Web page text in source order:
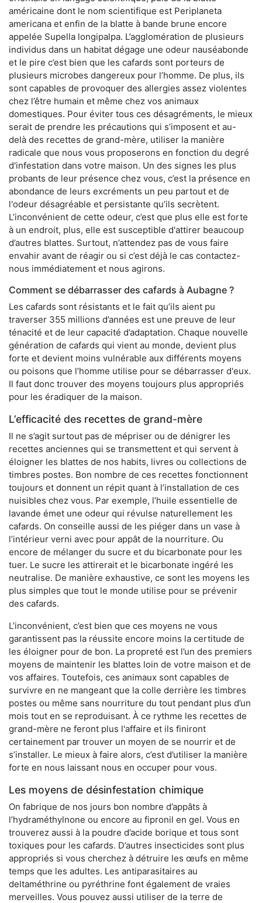
américaine dont le nom scientifique est Periplaneta
americana et enfin de la blatte à bande brune encore
appelée Supella longipalpa. L’agglomération de plusieurs
individus dans un habitat dégage une odeur nauséabonde
et le pire c’est bien que les cafards sont porteurs de
plusieurs microbes dangereux pour l’homme. De plus, ils
sont capables de provoquer des allergies assez violentes
chez l’être humain et même chez vos animaux
domestiques. Pour éviter tous ces désagréments, le mieux
serait de prendre les précautions qui s’imposent et au-
delà des recettes de grand-mère, utiliser la manière
radicale que nous vous proposerons en fonction du degré
d'infestation dans votre maison. Un des signes les plus
probants de leur présence chez vous, c’est la présence en
abondance de leurs excréments un peu partout et de
l'odeur désagréable et persistante qu’ils secrètent.
L’inconvénient de cette odeur, c’est que plus elle est forte
à un endroit, plus, elle est susceptible d'attirer beaucoup
d’autres blattes. Surtout, n’attendez pas de vous faire
envahir avant de réagir ou si c’est déjà le cas contactez-
nous immédiatement et nous agirons.
Comment se débarrasser des cafards à Aubagne ?
Les cafards sont résistants et le fait qu’ils aient pu
traverser 355 millions d’années est une preuve de leur
ténacité et de leur capacité d’adaptation. Chaque nouvelle
génération de cafards qui vient au monde, devient plus
forte et devient moins vulnérable aux différents moyens
ou poisons que l’homme utilise pour se débarrasser d'eux.
Il faut donc trouver des moyens toujours plus appropriés
pour les éradiquer de la maison.
L’efficacité des recettes de grand-mère
Il ne s’agit surtout pas de mépriser ou de dénigrer les
recettes anciennes qui se transmettent et qui servent à
éloigner les blattes de nos habits, livres ou collections de
timbres postes. Bon nombre de ces recettes fonctionnent
toujours et donnent un répit quant à l’installation de ces
nuisibles chez vous. Par exemple, l’huile essentielle de
lavande émet une odeur qui révulse naturellement les
cafards. On conseille aussi de les piéger dans un vase à
l’intérieur verni avec pour appât de la nourriture. Ou
encore de mélanger du sucre et du bicarbonate pour les
tuer. Le sucre les attirerait et le bicarbonate ingéré les
neutralise. De manière exhaustive, ce sont les moyens les
plus simples que tout le monde utilise pour se prévenir
des cafards.
L’inconvénient, c’est bien que ces moyens ne vous
garantissent pas la réussite encore moins la certitude de
les éloigner pour de bon. La propreté est l’un des premiers
moyens de maintenir les blattes loin de votre maison et de
vos affaires. Toutefois, ces animaux sont capables de
survivre en ne mangeant que la colle derrière les timbres
postes ou même sans nourriture du tout pendant plus d’un
mois tout en se reproduisant. À ce rythme les recettes de
grand-mère ne feront plus l'affaire et ils finiront
certainement par trouver un moyen de se nourrir et de
s’installer. Le mieux à faire alors, c’est d’utiliser la manière
forte en nous laissant nous en occuper pour vous.
Les moyens de désinfestation chimique
On fabrique de nos jours bon nombre d’appâts à
l’hydraméthylnone ou encore au fipronil en gel. Vous en
trouverez aussi à la poudre d’acide borique et tous sont
toxiques pour les cafards. D’autres insecticides sont plus
appropriés si vous cherchez à détruire les œufs en même
temps que les adultes. Les antiparasitaires au
deltaméthrine ou pyréthrine font également de vraies
merveilles. Vous pouvez aussi utiliser de la terre de